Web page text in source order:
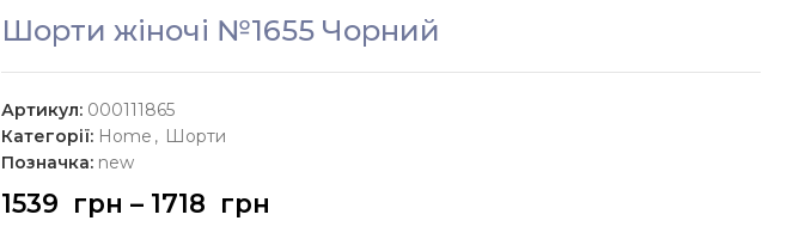
Шорти жіночі №1655 Чорний
Артикул: 000111865
Категорії: Home , Шорти
Позначка: new
1539 грн – 1718 грн